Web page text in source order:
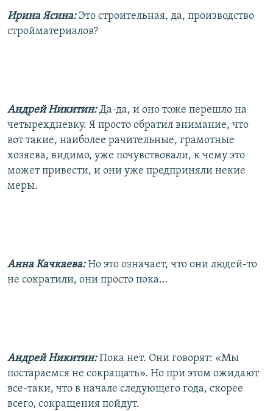
Ирина Ясина: Это строительная, да, производство
стройматериалов?
Андрей Никитин: Да-да, и оно тоже перешло на
четырехдневку. Я просто обратил внимание, что
вот такие, наиболее рачительные, грамотные
хозяева, видимо, уже почувствовали, к чему это
может привести, и они уже предприняли некие
меры.
Анна Качкаева: Но это означает, что они людей-то
не сократили, они просто пока…
Андрей Никитин: Пока нет. Они говорят: «Мы
постараемся не сокращать». Но при этом ожидают
все-таки, что в начале следующего года, скорее
всего, сокращения пойдут.